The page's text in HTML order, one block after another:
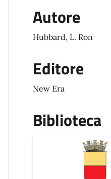
Autore
Hubbard, L. Ron
Editore
New Era
Biblioteca